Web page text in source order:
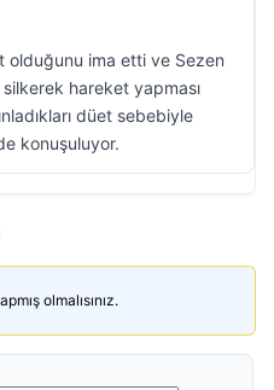
olduğunu ima etti ve Sezen
hareket yapması
düet sebebiyle
konuşuluyor.
olmalısınız.